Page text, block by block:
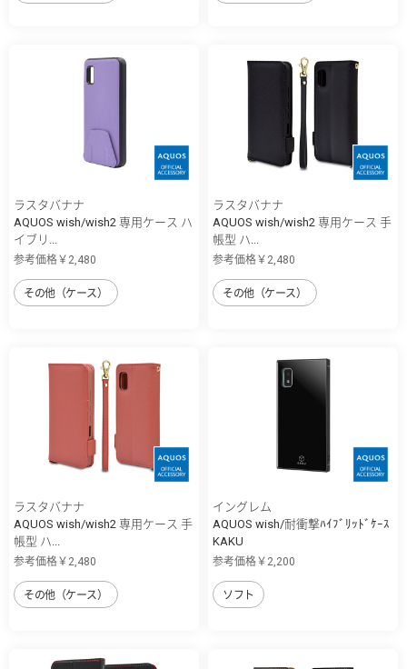
ラスタバナナ
AQUOS wish/wish2 専用ケース ハ
イブリ...
参考価格￥2,480
その他（ケース）
ラスタバナナ
AQUOS wish/wish2 専用ケース 手
帳型 ハ...
参考価格￥2,480
その他（ケース）
ラスタバナナ
AQUOS wish/wish2 専用ケース 手
帳型 ハ...
参考価格￥2,480
その他（ケース）
イングレム
AQUOS wish/耐衝撃ﾊｲﾌﾞﾘｯﾄﾞｹｰｽ
KAKU
参考価格￥2,200
ソフト